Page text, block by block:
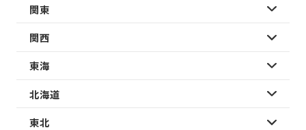
関東
関西
東海
北海道
東北